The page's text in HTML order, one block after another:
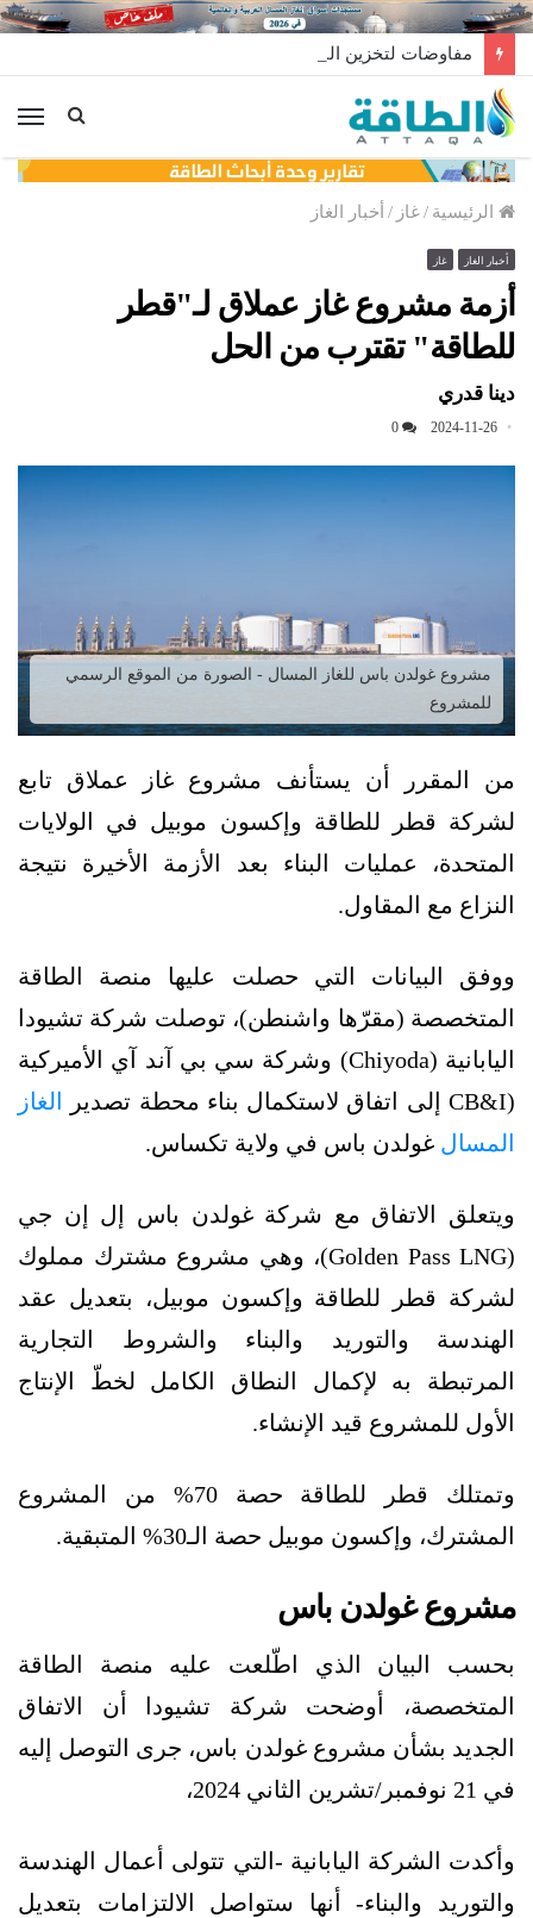
مفاوضات لتخزين النفط العراقي في الخارج
الرئيسية /غاز / أخبار الغاز
أخبار الغاز غاز
أزمة مشروع غاز عملاق لـ"قطر
للطاقة" تقترب من الحل
دينا قدري
2024-11-26
0
مشروع غولدن باس للغاز المسال - الصورة من الموقع الرسمي
للمشروع
من المقرر أن يستأنف مشروع غاز عملاق تابع
لشركة قطر للطاقة وإكسون موبيل في الولايات
المتحدة، عمليات البناء بعد الأزمة الأخيرة نتيجة
النزاع مع المقاول.
ووفق البيانات التي حصلت عليها منصة الطاقة
المتخصصة (مقرّها واشنطن)، توصلت شركة تشيودا
اليابانية (Chiyoda) وشركة سي بي آند آي الأميركية
(CB&I إلى اتفاق لاستكمال بناء محطة تصدير
الغاز
المسال غولدن باس في ولاية تكساس.
ويتعلق الاتفاق مع شركة غولدن باس إل إن جي
(Golden Pass LNG)، وهي مشروع مشترك مملوك
لشركة قطر للطاقة وإكسون موبيل، بتعديل عقد
الهندسة والتوريد والبناء والشروط التجارية
المرتبطة به لإكمال النطاق الكامل لخطّ الإنتاج
الأول للمشروع قيد الإنشاء.
وتمتلك قطر للطاقة حصة 70% من المشروع
المشترك، وإكسون موبيل حصة الـ30% المتبقية.
مشروع غولدن باس
بحسب البيان الذي اطّلعت عليه منصة الطاقة
المتخصصة، أوضحت شركة تشيودا أن الاتفاق
الجديد بشأن مشروع غولدن باس، جرى التوصل إليه
في 21 نوفمبر/تشرين الثاني 2024،
وأكدت الشركة اليابانية -التي تتولى أعمال الهندسة
والتوريد والبناء- أنها ستواصل الالتزامات بتعديل